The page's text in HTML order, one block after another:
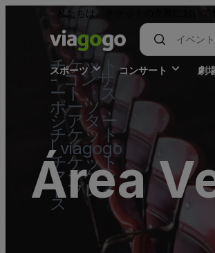
私たちは、チケットの売買におい
チケット
- コンサ
ート、ス
ポーツ 、
シアター
チケット
| viagogo
チケット
マーケッ
トプレイ
ス
スポーツ コンサート 劇
Área